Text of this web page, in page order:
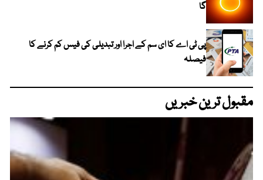
گا
پی ٹی اے کا ای سم کے اجرا اور تبدیلی کی فیس کم کرنے کا
فیصلہ
مقبول ترین خبریں